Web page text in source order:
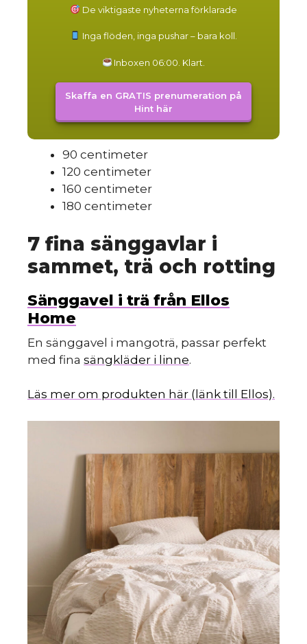
De viktigaste nyheterna förklarade
Inga flöden, inga pushar – bara koll.
Inboxen 06:00. Klart.
Skaffa en GRATIS prenumeration på
Hint här
90 centimeter
120 centimeter
160 centimeter
180 centimeter
7 fina sänggavlar i
sammet, trä och rotting
Sänggavel i trä från Ellos
Home
En sänggavel i mangoträ, passar perfekt
med fina sängkläder i linne.
Läs mer om produkten här (länk till Ellos).